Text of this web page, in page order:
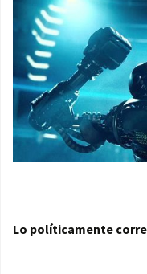
Lo políticamente